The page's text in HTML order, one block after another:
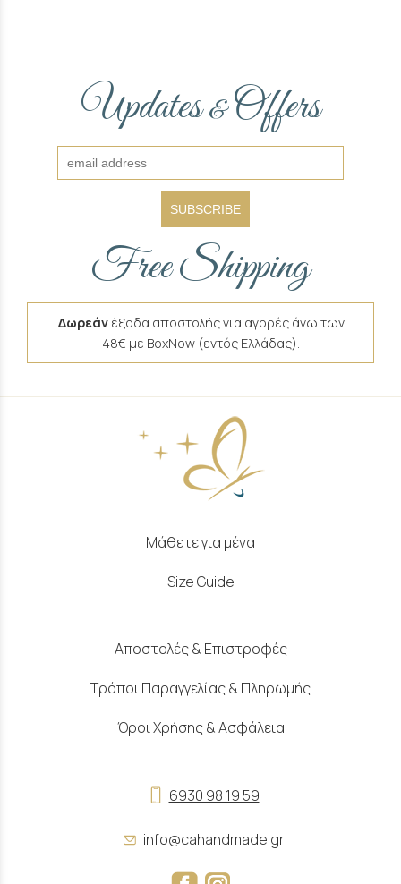
Updates&Offers
SUBSCRIBE
Free Shipping
Δωρεάν έξοδα αποστολής για αγορές άνω των
48€ με BoxNow (εντός Ελλάδας).
Μάθετε για μένα
Size Guide
Αποστολές & Επιστροφές
Τρόποι Παραγγελίας & Πληρωμής
Όροι Χρήσης & Ασφάλεια
6930 98 19 59
info@cahandmade.gr